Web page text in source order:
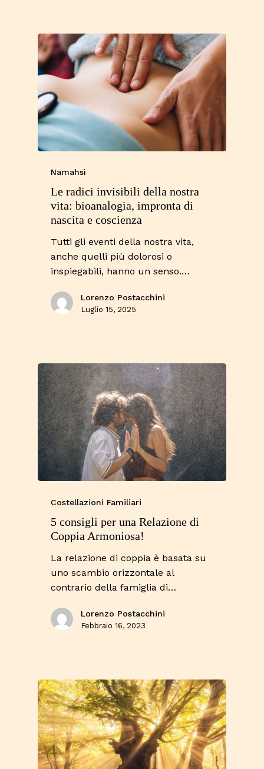
Namahsì
Le radici invisibili della nostra
vita: bioanalogia, impronta di
nascita e coscienza
Tutti gli eventi della nostra vita,
anche quelli più dolorosi o
inspiegabili, hanno un senso.…
Lorenzo Postacchini
Luglio 15, 2025
Costellazioni Familiari
5 consigli per una Relazione di
Coppia Armoniosa!
La relazione di coppia è basata su
uno scambio orizzontale al
contrario della famiglia di…
Lorenzo Postacchini
Febbraio 16, 2023